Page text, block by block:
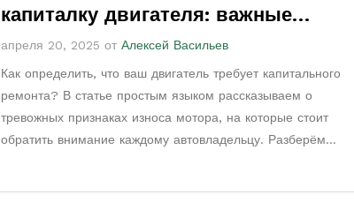
капиталку двигателя: важные
симптомы и советы
апреля 20, 2025 от Алексей Васильев
Как определить, что ваш двигатель требует капитального
ремонта? В статье простым языком рассказываем о
тревожных признаках износа мотора, на которые стоит
обратить внимание каждому автовладельцу. Разберём